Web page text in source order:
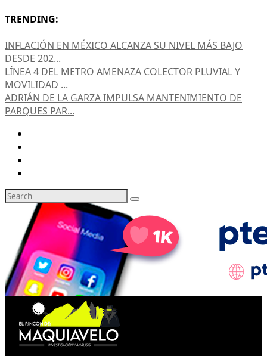
TRENDING:
INFLACIÓN EN MÉXICO ALCANZA SU NIVEL MÁS BAJO
DESDE 202...
LÍNEA 4 DEL METRO AMENAZA COLECTOR PLUVIAL Y
MOVILIDAD ...
ADRIÁN DE LA GARZA IMPULSA MANTENIMIENTO DE
PARQUES PAR...